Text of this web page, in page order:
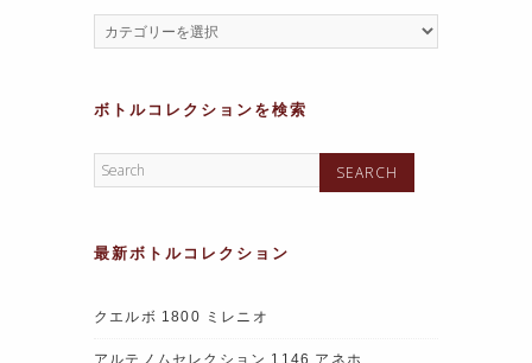
ボトルコレクションを検索
最新ボトルコレクション
クエルボ 1800 ミレニオ
アルテノムセレクション 1146 アネホ